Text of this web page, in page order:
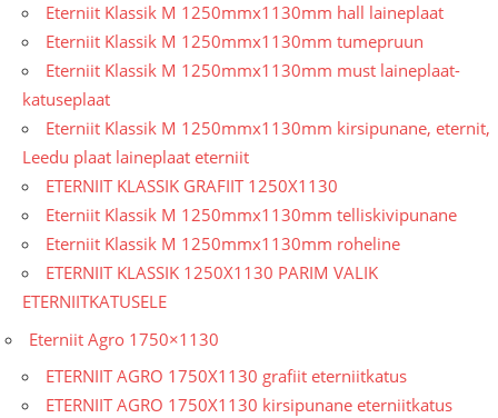
Eterniit Klassik M 1250mmx1130mm hall laineplaat
Eterniit Klassik M 1250mmx1130mm tumepruun
Eterniit Klassik M 1250mmx1130mm must laineplaat-
katuseplaat
Eterniit Klassik M 1250mmx1130mm kirsipunane, eternit,
Leedu plaat laineplaat eterniit
ETERNIIT KLASSIK GRAFIIT 1250X1130
Eterniit Klassik M 1250mmx1130mm telliskivipunane
Eterniit Klassik M 1250mmx1130mm roheline
ETERNIIT KLASSIK 1250X1130 PARIM VALIK
ETERNIITKATUSELE
Eterniit Agro 1750×1130
ETERNIIT AGRO 1750X1130 grafiit eterniitkatus
ETERNIIT AGRO 1750X1130 kirsipunane eterniitkatus